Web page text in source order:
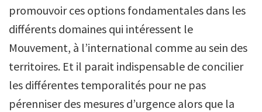
promouvoir ces options fondamentales dans les
différents domaines qui intéressent le
Mouvement, à l’international comme au sein des
territoires. Et il parait indispensable de concilier
les différentes temporalités pour ne pas
pérenniser des mesures d’urgence alors que la